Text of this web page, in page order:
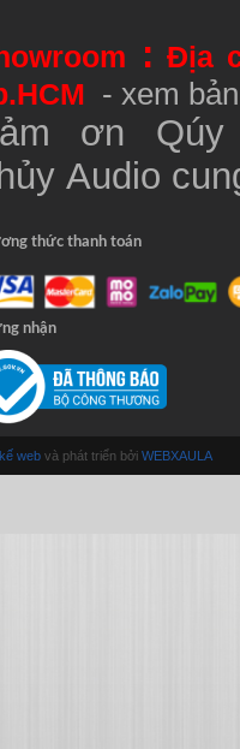
: Địa
- xem
ơn
Audio
thức thanh toán
nhận
web và phát triển bởi WEBXAULA